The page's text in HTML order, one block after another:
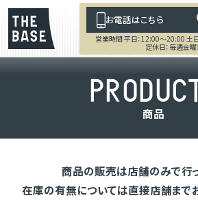
お電話はこちら
営業時間 平日：12:00～20:00 土
定休日：毎週金
PRODUC
商品
商品の販売は店舗のみで行っ
在庫の有無については直接店舗まで